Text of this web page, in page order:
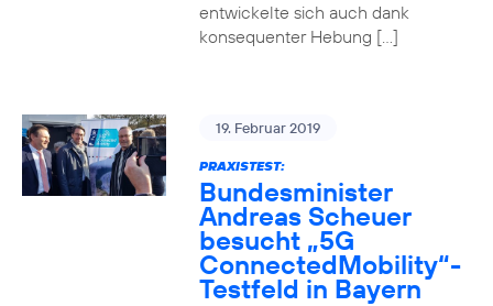
entwickelte sich auch dank
konsequenter Hebung […]
19. Februar 2019
PRAXISTEST:
Bundesminister
Andreas Scheuer
besucht „5G
ConnectedMobility“-
Testfeld in Bayern